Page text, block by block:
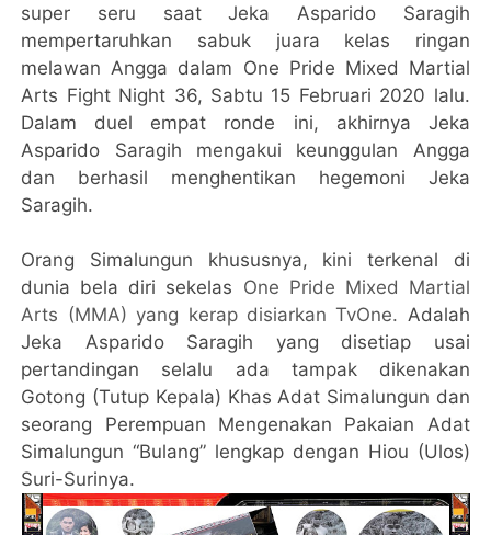
super seru saat Jeka Asparido Saragih
mempertaruhkan sabuk juara kelas ringan
melawan Angga dalam One Pride Mixed Martial
Arts Fight Night 36, Sabtu 15 Februari 2020 lalu.
Dalam duel empat ronde ini, akhirnya Jeka
Asparido Saragih mengakui keunggulan Angga
dan berhasil menghentikan hegemoni Jeka
Saragih.
Orang Simalungun khususnya, kini terkenal di
dunia bela diri sekelas One Pride Mixed Martial
Arts (MMA) yang kerap disiarkan TvOne. Adalah
Jeka Asparido Saragih yang disetiap usai
pertandingan selalu ada tampak dikenakan
Gotong (Tutup Kepala) Khas Adat Simalungun dan
seorang Perempuan Mengenakan Pakaian Adat
Simalungun “Bulang” lengkap dengan Hiou (Ulos)
Suri-Surinya.